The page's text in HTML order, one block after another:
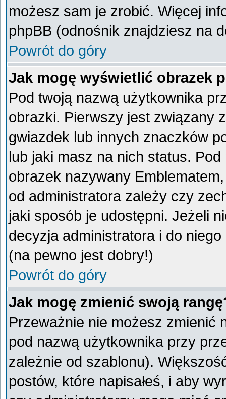
możesz sam je zrobić. Więcej
phpBB (odnośnik znajdziesz na
Powrót do góry
Jak mogę wyświetlić obrazek
Pod twoją nazwą użytkownika
obrazki. Pierwszy jest związany
gwiazdek lub innych znaczków
lub jaki masz na nich status.
obrazek nazywany
od administratora zależy czy
jaki sposób je udostępni. Jeżeli
decyzja administratora i do
(na pewno jest dobry!)
Powrót do góry
Jak mogę zmienić swoją
Przeważnie nie możesz zmienić
pod nazwą użytkownika przy
zależnie od szablonu).
postów, które napisałeś, i aby